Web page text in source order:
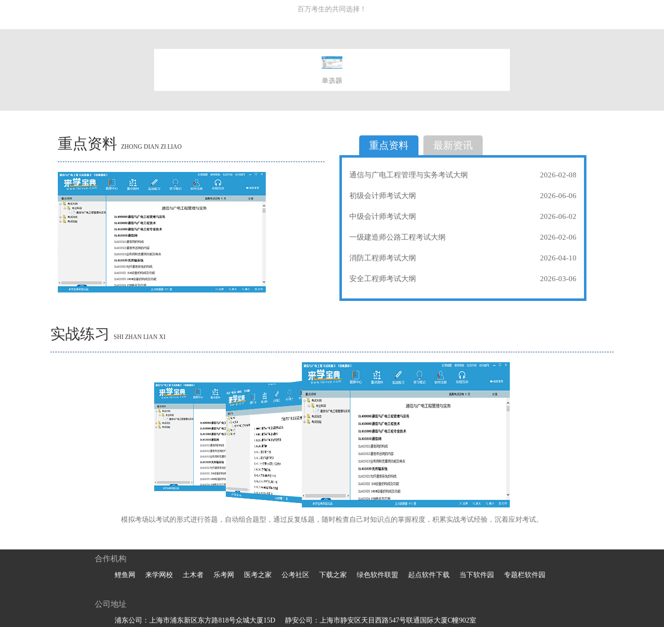
百万考生的共同选择！
单选题
选择题
重点资料 ZHONG DIAN ZI LIAO 重点资料 最新资讯
通信与广电工程管理与实务考试大纲 2026-02-08
初级会计师考试大纲 2026-06-06
中级会计师考试大纲 2026-06-02
一级建造师公路工程考试大纲 2026-02-06
消防工程师考试大纲 2026-04-10
安全工程师考试大纲 2026-03-06
实战练习 SHI ZHAN LIAN XI
模拟考场以考试的形式进行答题，自动组合题型，通过反复练题，随时检查自己对知识点的掌握程度，积累实战考试经验，沉着应对考试。
合作机构
鲤鱼网 来学网校 土木者 乐考网 医考之家 公考社区 下载之家 绿色软件联盟 起点软件下载 当下软件园 专题栏软件园
公司地址
浦东公司：上海市浦东新区东方路818号众城大厦15D 静安公司：上海市静安区天目西路547号联通国际大厦C幢902室